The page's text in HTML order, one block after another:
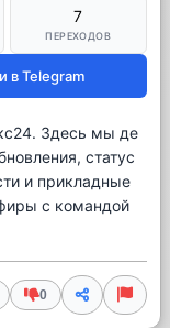
7
ПЕРЕХОДОВ
в Telegram
Здесь мы де
статус
и прикладные
с командой
0